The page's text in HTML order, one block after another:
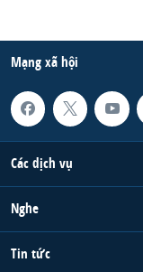
Mạng xã hội
Các dịch vụ
Nghe
Tin tức